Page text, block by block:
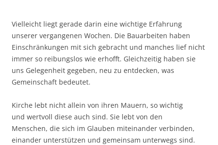
Vielleicht liegt gerade darin eine wichtige Erfahrung
unserer vergangenen Wochen. Die Bauarbeiten haben
Einschränkungen mit sich gebracht und manches lief nicht
immer so reibungslos wie erhofft. Gleichzeitig haben sie
uns Gelegenheit gegeben, neu zu entdecken, was
Gemeinschaft bedeutet.
Kirche lebt nicht allein von ihren Mauern, so wichtig
und wertvoll diese auch sind. Sie lebt von den
Menschen, die sich im Glauben miteinander verbinden,
einander unterstützen und gemeinsam unterwegs sind.